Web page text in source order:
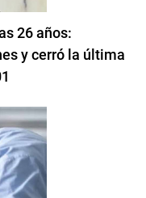
26 años:
y cerró la última